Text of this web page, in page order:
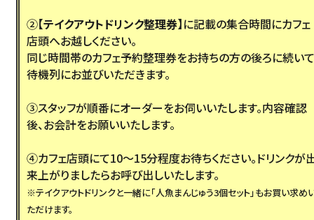
②【テイクアウトドリンク整理券】に記載の集合時間にカフェ
店頭へお越しください。
同じ時間帯のカフェ予約整理券をお持ちの方の後ろに続いて
待機列にお並びいただきます。
③スタッフが順番にオーダーをお伺いいたします。内容確認
後、お会計をお願いいたします。
④カフェ店頭にて10～15分程度お待ちください。ドリンクが
来上がりましたらお呼び出しいたします。
※テイクアウトドリンクと一緒に「人魚まんじゅう3個セット」もお買い求め
ただけます。